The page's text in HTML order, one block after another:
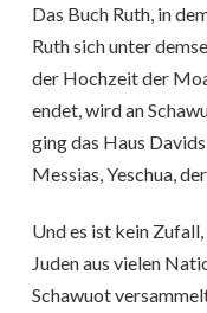
Das Buch Ruth, in
Ruth sich unter
der Hochzeit der
endet, wird an
ging das Haus
Messias, Yeschua,
Und es ist kein
Juden aus vielen
Schawuot